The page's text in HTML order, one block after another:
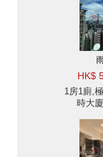
HK$
1房1廁,
時大